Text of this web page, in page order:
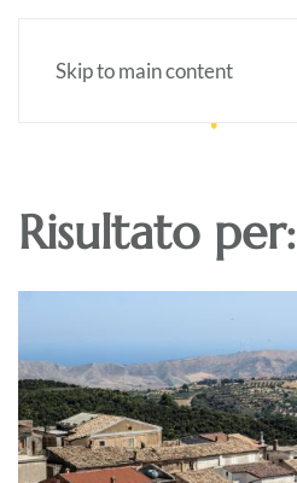
Skip to main content
Risultato per: